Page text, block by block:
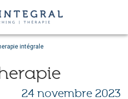
intégrale
24 novembre 2023